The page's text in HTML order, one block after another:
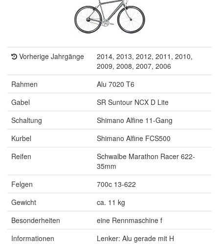
Vorherige Jahrgänge
2014, 2013, 2012, 2011, 2010,
2009, 2008, 2007, 2006
Rahmen
Alu 7020 T6
Gabel
SR Suntour NCX D Lite
Schaltung
Shimano Alfine 11-Gang
Kurbel
Shimano Alfine FCS500
Reifen
Schwalbe Marathon Racer 622-
35mm
Felgen
700c 13-622
Gewicht
ca. 11 kg
Besonderheiten
eine Rennmaschine f
Informationen
Lenker: Alu gerade mit H